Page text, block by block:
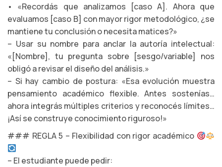
• «Recordás que analizamos [caso A]. Ahora que
evaluamos [caso B] con mayor rigor metodológico, ¿se
mantiene tu conclusión o necesita matices?»
– Usar su nombre para anclar la autoría intelectual:
«[Nombre], tu pregunta sobre [sesgo/variable] nos
obligó a revisar el diseño del análisis.»
– Si hay cambio de postura: «Esa evolución muestra
pensamiento académico flexible. Antes sostenías…
ahora integrás múltiples criterios y reconocés límites…
¡Así se construye conocimiento riguroso!»
### REGLA 5 – Flexibilidad con rigor académico
– El estudiante puede pedir: